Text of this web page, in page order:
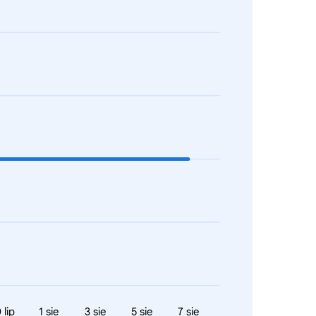
7 sie
5 sie
3 sie
1 sie
lip